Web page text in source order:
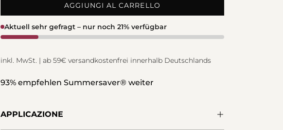
AGGIUNGI AL CARRELLO
Aktuell sehr gefragt – nur noch 21% verfügbar
inkl. MwSt. | ab 59€ versandkostenfrei innerhalb Deutschlands
93% empfehlen Summersaver® weiter
APPLICAZIONE